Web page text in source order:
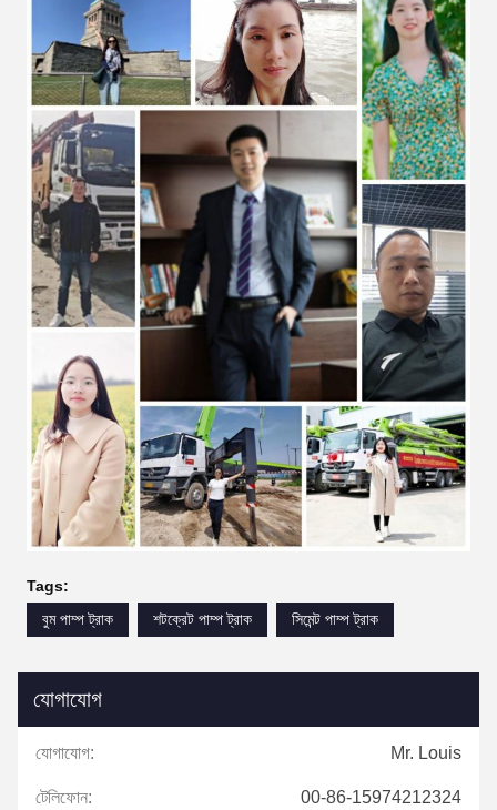
Tags:
বুম পাম্প ট্রাক
শটক্রেট পাম্প ট্রাক সিমেন্ট পাম্প ট্রাক
যোগাযোগ
যোগাযোগ: Mr. Louis
টেলিফোন: 00-86-15974212324